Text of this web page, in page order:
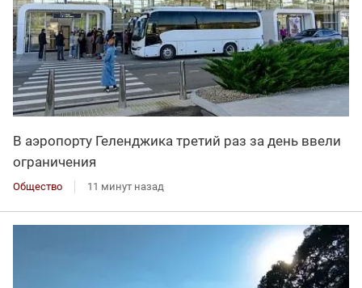
В аэропорту Геленджика третий раз за день ввели
ограничения
Общество 11 минут назад